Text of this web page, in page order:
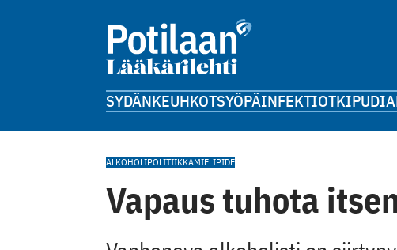
SYDÄNKEUHKOTSYÖPÄINFEKTIOTKIPU
ALKOHOLIPOLITIIKKAMIELIPIDE
Vapaus tuhota